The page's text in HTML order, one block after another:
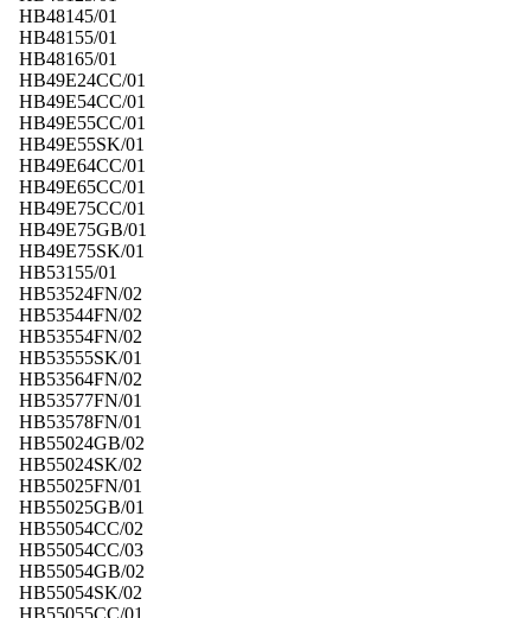
HB48145/01
HB48155/01
HB48165/01
HB49E24CC/01
HB49E54CC/01
HB49E55CC/01
HB49E55SK/01
HB49E64CC/01
HB49E65CC/01
HB49E75CC/01
HB49E75GB/01
HB49E75SK/01
HB53155/01
HB53524FN/02
HB53544FN/02
HB53554FN/02
HB53555SK/01
HB53564FN/02
HB53577FN/01
HB53578FN/01
HB55024GB/02
HB55024SK/02
HB55025FN/01
HB55025GB/01
HB55054CC/02
HB55054CC/03
HB55054GB/02
HB55054SK/02